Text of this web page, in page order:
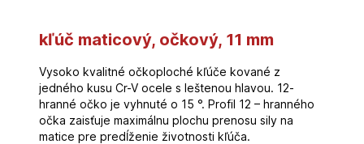
kľúč maticový, očkový, 11 mm
Vysoko kvalitné očkoploché kľúče kované z
jedného kusu Cr-V ocele s leštenou hlavou. 12-
hranné očko je vyhnuté o 15 °. Profil 12 – hranného
očka zaisťuje maximálnu plochu prenosu sily na
matice pre predĺženie životnosti kľúča.